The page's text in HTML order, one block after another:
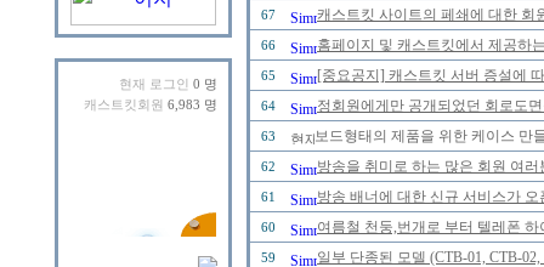
현재 로그인 0 명
캐스트킷회원 6,983 명
67 캐스트킷 사이트의 페쇄에 대한
66 홈페이지 및 캐스트킷에서 제공하
65 [중요공지] 캐스트킷 서버 증설에
64 정회원에게만 공개되었던 회로도
63 보드형태의 제품을 위한 케이스 만
62 방송을 취미로 하는 많은 회원 여
61 방송 배너에 대한 신규 서비스가
60 여름철 천둥,번개로 부터 텔레폰
59 일부 단종된 모델 (CTB-01, CTB-